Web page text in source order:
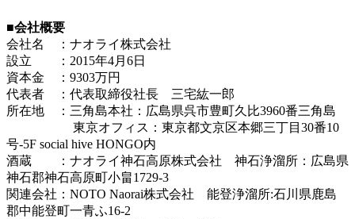
■会社概要
会社名 ：ナオライ株式会社
設立 ：2015年4月6日
資本金 ：9303万円
代表者 ：代表取締役社長 三宅紘一郎
所在地 ：三角島本社：広島県呉市豊町久比3960番三角島
東京オフィス：東京都文京区本郷三丁目30番10
号-5F social hive HONGO内
酒蔵 ：ナオライ神石高原株式会社 神石浄溜所：広島県
神石郡神石高原町小畠1729-3
関連会社：NOTO Naorai株式会社 能登浄溜所:石川県鹿島
郡中能登町一青ふ16-2